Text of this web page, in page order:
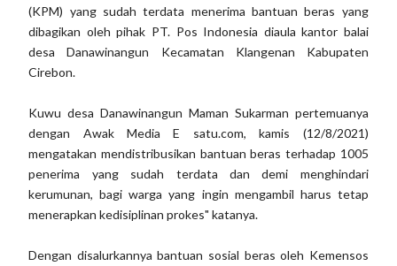
(KPM) yang sudah terdata menerima bantuan beras yang
dibagikan oleh pihak PT. Pos Indonesia diaula kantor balai
desa Danawinangun Kecamatan Klangenan Kabupaten
Cirebon.
Kuwu desa Danawinangun Maman Sukarman pertemuanya
dengan Awak Media E satu.com, kamis (12/8/2021)
mengatakan mendistribusikan bantuan beras terhadap 1005
penerima yang sudah terdata dan demi menghindari
kerumunan, bagi warga yang ingin mengambil harus tetap
menerapkan kedisiplinan prokes" katanya.
Dengan disalurkannya bantuan sosial beras oleh Kemensos